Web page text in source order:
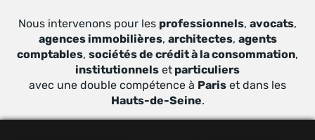
Nous intervenons pour les professionnels, avocats,
agences immobilières, architectes, agents
comptables, sociétés de crédit à la consommation,
institutionnels et particuliers
avec une double compétence à Paris et dans les
Hauts-de-Seine.